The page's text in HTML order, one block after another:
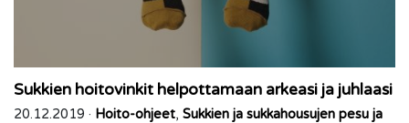
Sukkien hoitovinkit helpottamaan arkeasi ja juhlaasi
20.12.2019 · Hoito-ohjeet, Sukkien ja sukkahousujen pesu ja